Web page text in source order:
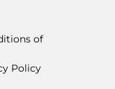
of
Policy